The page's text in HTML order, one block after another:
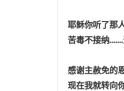
耶稣你听了那
苦毒不接纳
感谢主赦免的
现在我就转向